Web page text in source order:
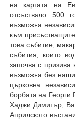
на картата на
отсъствало 500
възможна
към
това събитие,
събития, които
започва с
възможна без
църковна
борбата на Георги
Хаджи Димитър,
Априлското